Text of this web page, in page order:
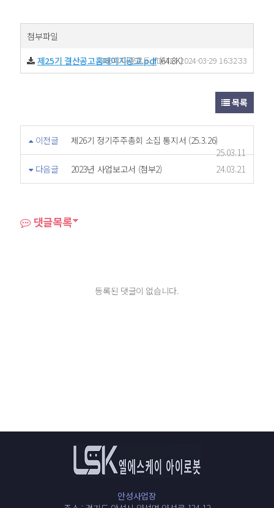
첨부파일
제25기 결산공고홈페이지공고.pdf(64.8K)
366회 다운로드 | DATE : 2024-03-29 16:32:33
목록
이전글
제26기 정기주주총회 소집 통지서 (25.3.26)
25.03.11
다음글
2023년 사업보고서 (첨부2) 24.03.21
댓글목록
등록된 댓글이 없습니다.
안성사업장